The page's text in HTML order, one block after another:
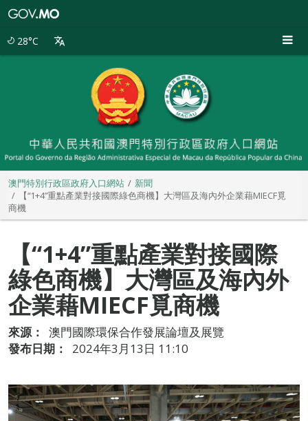
28°C
澳門特別行政區政府入口網站
新聞
【“1+4”重點產業對接國際綠色商機】大灣區及海內外企業藉MIECF覓
商機
【“1+4”重點產業對接國際
綠色商機】大灣區及海內外
企業藉MIECF覓商機
來源：
澳門國際環保合作發展論壇及展覽
發布日期：
2024年3月13日 11:10